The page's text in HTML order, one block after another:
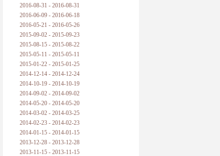
2016-08-31 - 2016-08-31
2016-06-09 - 2016-06-18
2016-05-21 - 2016-05-26
2015-09-02 - 2015-09-23
2015-08-15 - 2015-08-22
2015-05-11 - 2015-05-11
2015-01-22 - 2015-01-25
2014-12-14 - 2014-12-24
2014-10-19 - 2014-10-19
2014-09-02 - 2014-09-02
2014-05-20 - 2014-05-20
2014-03-02 - 2014-03-25
2014-02-23 - 2014-02-23
2014-01-15 - 2014-01-15
2013-12-28 - 2013-12-28
2013-11-15 - 2013-11-15